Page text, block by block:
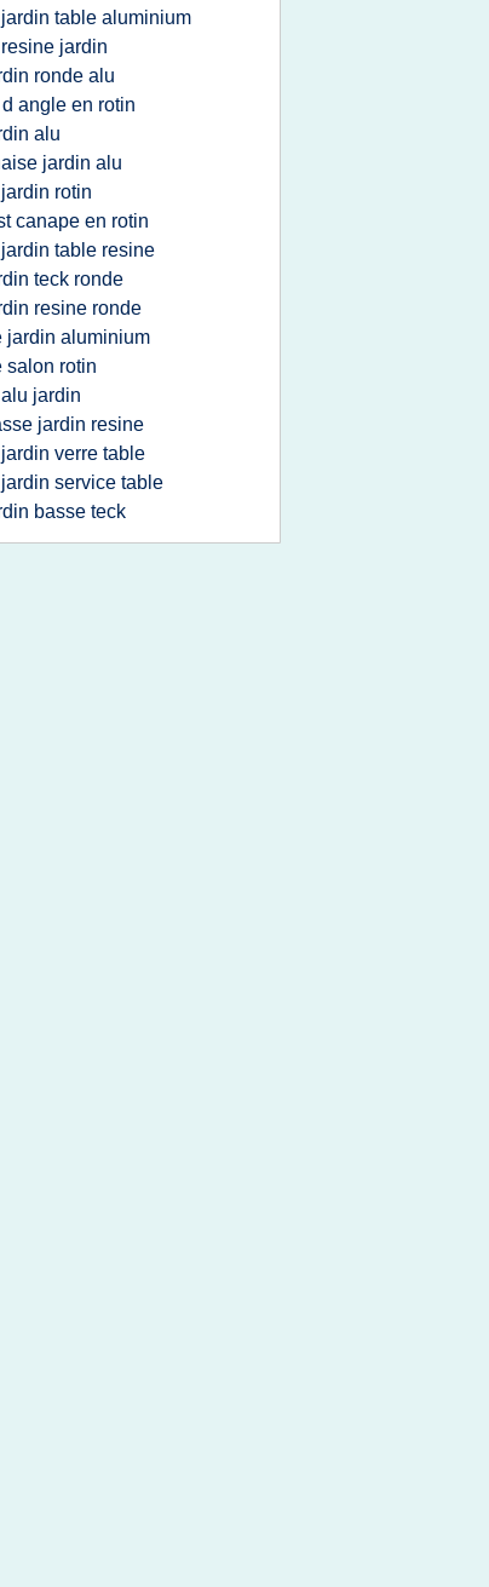
table aluminium
jardin
ronde alu
angle en rotin
alu
jardin alu
rotin
canape en rotin
table resine
teck ronde
resine ronde
jardin aluminium
salon rotin
jardin
jardin resine
verre table
service table
basse teck